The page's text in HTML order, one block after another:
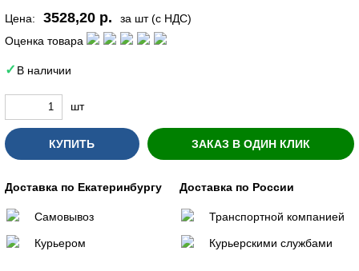
Цена: 3528,20 р.
за шт (с НДС)
Оценка товара
В наличии
шт
КУПИТЬ ЗАКАЗ В ОДИН КЛИК
Доставка по Екатеринбургу
Самовывоз
Курьером
Доставка по России
Транспортной компанией
Курьерскими службами